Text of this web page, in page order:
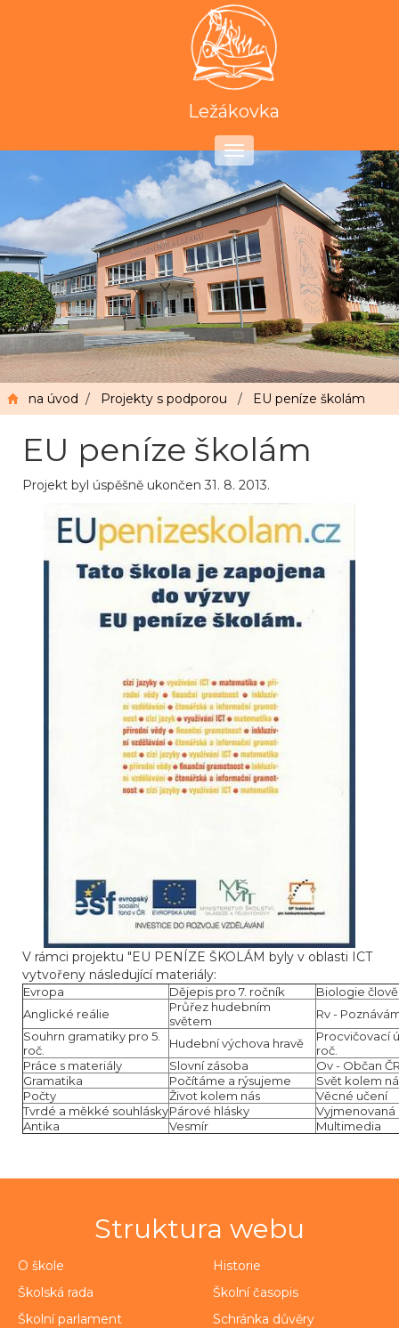
Ležákovka
Toggle
navigation
na úvod / Projekty s podporou / EU peníze školám
EU peníze školám
Projekt byl úspěšně ukončen 31. 8. 2013.
V rámci projektu "EU PENÍZE ŠKOLÁM byly v oblasti ICT
vytvořeny následující materiály:
Evropa Dějepis pro 7. ročník
Biologie
Anglické reálie
Průřez hudebním
světem
Rv -
Souhrn gramatiky pro 5.
roč.
Hudební výchova hravě
Procvičovací
roč.
Práce s materiály
Slovní zásoba
Ov - Občan
Gramatika
Počítáme a rýsujeme
Svět kolem
Počty
Život kolem nás
Věcné učení
Tvrdé a měkké souhláskyPárové hlásky
Vyjmenovaná
Antika
Vesmír Multimedia
Struktura webu
O škole
Historie
Školská rada
Školní časopis
Školní parlament
Schránka důvěry